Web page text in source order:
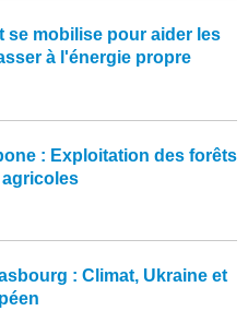
se mobilise pour aider les
à l'énergie propre
: Exploitation des forêts
: Climat, Ukraine et